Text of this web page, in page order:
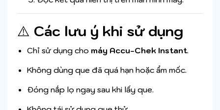
⚠️ Các lưu ý khi sử dụng
Chỉ sử dụng cho máy Accu-Chek Instant.
Không dùng que đã quá hạn hoặc ẩm mốc.
Đóng nắp lọ ngay sau khi lấy que.